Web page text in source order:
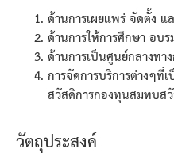
ด้านการเผยแพร่ จัดตั้ง แ
ด้านการให้การศึกษา อบ
ด้านการเป็นศูนย์กลางทา
การจัดการบริการต่างๆ
สวัสดิการกองทุนสมทบส
วัตถุประสงค์